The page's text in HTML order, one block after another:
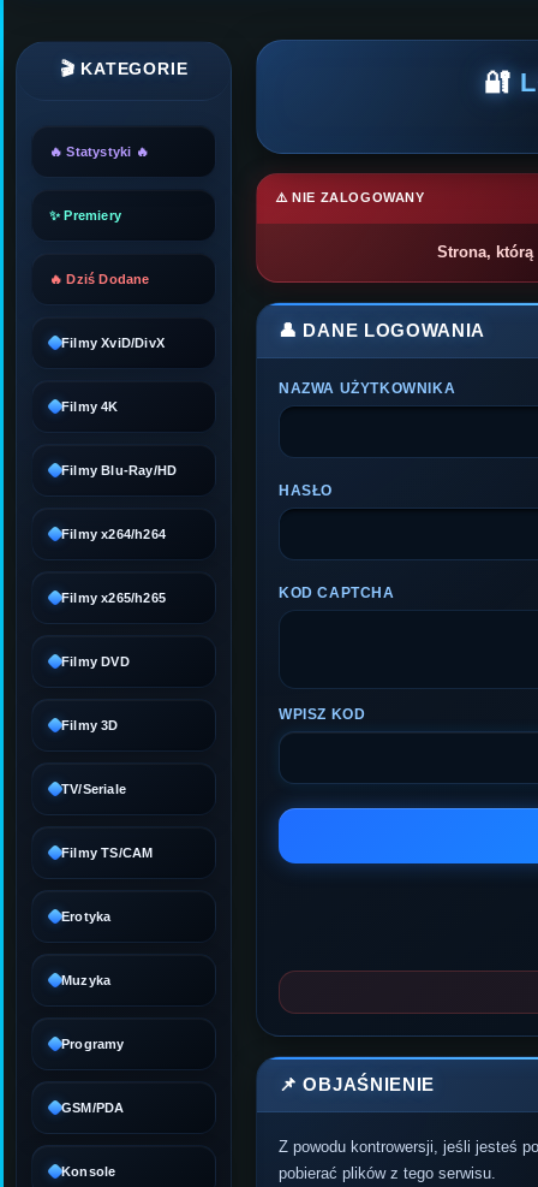
🎬 KATEGORIE
🔥 Statystyki 🔥
✨ Premiery
🔥 Dziś Dodane
Filmy XviD/DivX
Filmy 4K
Filmy Blu-Ray/HD
Filmy x264/h264
Filmy x265/h265
Filmy DVD
Filmy 3D
TV/Seriale
Filmy TS/CAM
Erotyka
Muzyka
Programy
GSM/PDA
Konsole
🔐
⚠️ NIE ZALOGOWANY
Strona,
👤 DANE LOGOWANIA
NAZWA UŻYTKOWNIKA
HASŁO
KOD CAPTCHA
WPISZ KOD
📌 OBJAŚNIENIE
Z powodu kontrowersji, jeśli jesteś
pobierać plików z tego serwisu.